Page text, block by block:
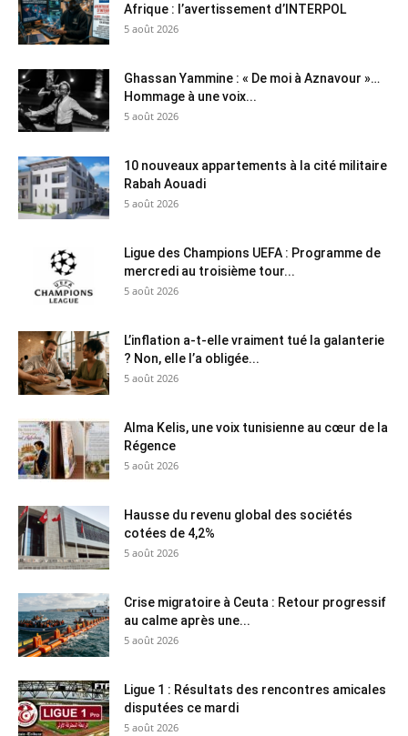
Afrique : l’avertissement d’INTERPOL
5 août 2026
Ghassan Yammine : « De moi à Aznavour »…
Hommage à une voix...
5 août 2026
10 nouveaux appartements à la cité militaire
Rabah Aouadi
5 août 2026
Ligue des Champions UEFA : Programme de
mercredi au troisième tour...
5 août 2026
L’inflation a-t-elle vraiment tué la galanterie
? Non, elle l’a obligée...
5 août 2026
Alma Kelis, une voix tunisienne au cœur de la
Régence
5 août 2026
Hausse du revenu global des sociétés
cotées de 4,2%
5 août 2026
Crise migratoire à Ceuta : Retour progressif
au calme après une...
5 août 2026
Ligue 1 : Résultats des rencontres amicales
disputées ce mardi
5 août 2026